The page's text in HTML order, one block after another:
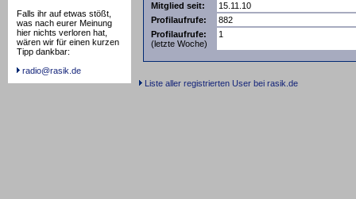
Falls ihr auf etwas stößt,
was nach eurer Meinung
hier nichts verloren hat,
wären wir für einen kurzen
Tipp dankbar:
radio@rasik.de
Mitglied seit:
15.11.10
Profilaufrufe:
882
Profilaufrufe:
(letzte Woche)
1
Liste aller registrierten User bei rasik.de